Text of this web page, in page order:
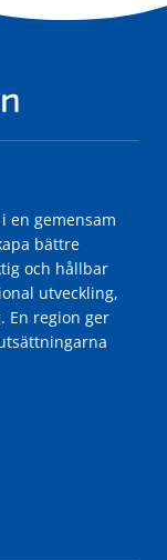
en gemensam
bättre
och hållbar
utveckling,
En region ger